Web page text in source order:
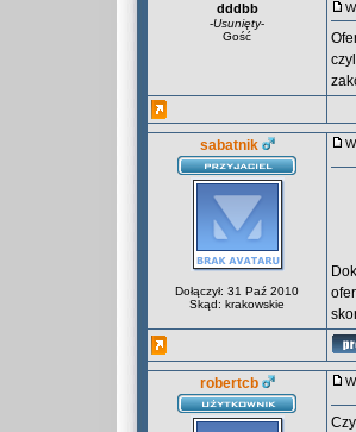
dddbb
-Usunięty-
Gość
sabatnik
Dołączył: 31 Paź 2010
Skąd: krakowskie
robertcb